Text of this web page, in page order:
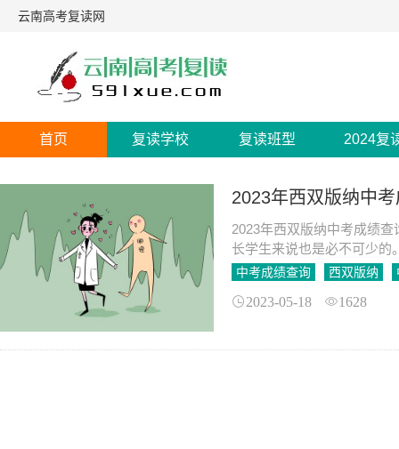
云南高考复读网
首页 复读学校 复读班型 2024复
2023年西双版纳中
2023年西双版纳中考成绩
长学生来说也是必不可少的
它对于学生实现自己未来的
中考成绩查询 西双版纳
2023-05-18 1628